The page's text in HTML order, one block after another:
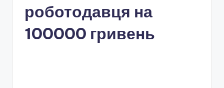
роботодавця на
100000 гривень